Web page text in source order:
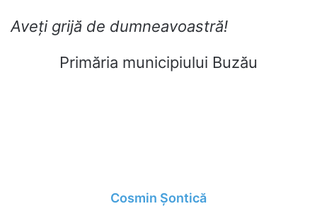
Aveți grijă de dumneavoastră!
Primăria municipiului Buzău
Cosmin Șontică